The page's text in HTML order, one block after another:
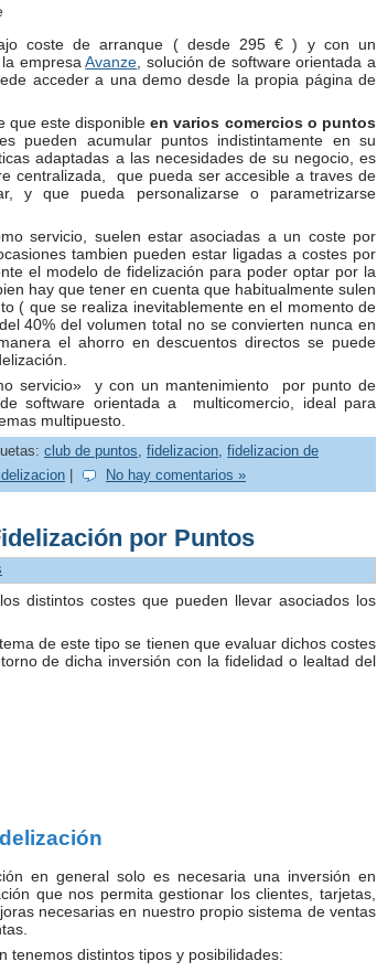
coste de arranque ( desde 295 € ) y con un
la empresaAvanze , solución de software orientada a
acceder a una demo desde la propia página de
que este disponibleen varios comercios o puntos
pueden acumular puntos indistintamente en su
adaptadas a las necesidades de su negocio, es
centralizada, que pueda ser accesible a traves de
y que pueda personalizarse o parametrizarse
servicio, suelen estar asociadas a un coste por
tambien pueden estar ligadas a costes por
el modelo de fidelización para poder optar por la
hay que tener en cuenta que habitualmente sulen
( que se realiza inevitablemente en el momento de
40% del volumen total no se convierten nunca en
el ahorro en descuentos directos se puede
servicio» y con un mantenimiento por punto de
de software orientada a multicomercio, ideal para
multipuesto.
club de puntos, fidelizacion, fidelizacion de
No hay comentarios »
por Puntos
distintos costes que pueden llevar asociados los
de este tipo se tienen que evaluar dichos costes
de dicha inversión con la fidelidad o lealtad del
en general solo es necesaria una inversión en
que nos permita gestionar los clientes, tarjetas,
necesarias en nuestro propio sistema de ventas
tenemos distintos tipos y posibilidades: